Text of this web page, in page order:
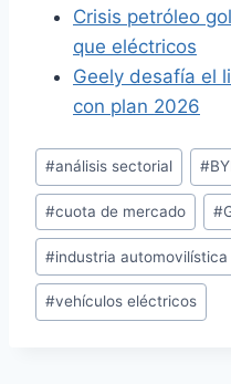
Crisis petróleo
que eléctricos
Geely desafía el
con plan 2026
Etiquetas
de
la
entrada:
#análisis sectorial #
#cuota de mercado #
#industria automovilística
#vehículos eléctricos